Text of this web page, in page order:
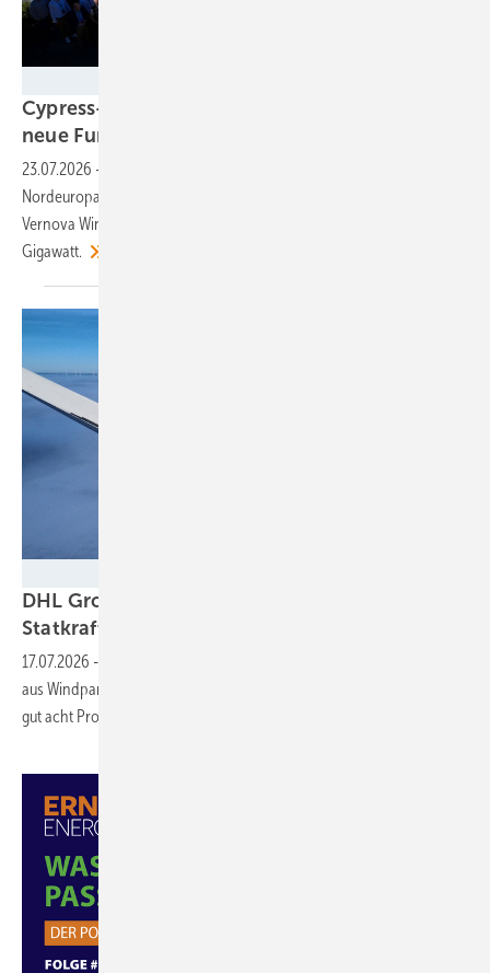
Cypress-Windturbinen: „Wir führen jedes Jahr
neue Funktionen mit Mehrwert
23.07.2026 -
Nordeuropa und Leiter des Werkstandorts Salzbergen von GE
Vernova Wind, über Strategien nach 25 von hier ausgelieferten
Gigawatt.
DHL Group schließt erstes Onshore-PPA mit
Statkraft
17.07.2026 -
aus Windpark Sollwitt-Pobüll in Schleswig-Holstein und will damit
gut acht Prozent des aktuellen Strombedarfs